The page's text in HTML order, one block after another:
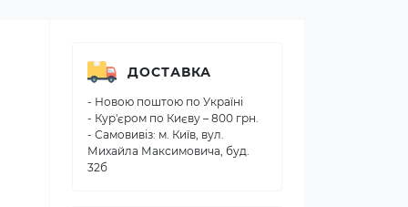
ДОСТАВКА
- Новою поштою по Україні
- Кур'єром по Києву – 800 грн.
- Самовивіз: м. Київ, вул.
Михайла Максимовича, буд.
32б